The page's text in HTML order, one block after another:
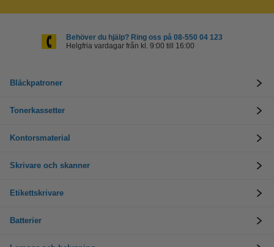
Behöver du hjälp? Ring oss på 08-550 04 123
Helgfria vardagar från kl. 9:00 till 16:00
Bläckpatroner
Tonerkassetter
Kontorsmaterial
Skrivare och skanner
Etikettskrivare
Batterier